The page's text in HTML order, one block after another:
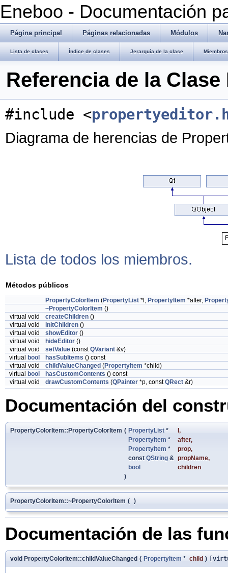
Eneboo - Documentación
Página principal Páginas relacionadas Módulos
Lista de clases Índice de clases Jerarquía de la clase
Referencia de la
#include <
Diagrama de herencias de
Lista de todos los miembros.
Métodos públicos
PropertyColorItem (PropertyList *l, PropertyItem *after,
~PropertyColorItem ()
virtual void
createChildren ()
virtual void
initChildren ()
virtual void
showEditor ()
virtual void
hideEditor ()
virtual void
setValue (constQVariant &v)
virtual bool hasSubItems () const
virtual void
childValueChanged (PropertyItem *child)
virtual bool hasCustomContents () const
virtual void
drawCustomContents (QPainter *p, constQRect &r)
Documentación del
PropertyColorItem::PropertyColorItem ( PropertyList * l,
PropertyItem * after,
PropertyItem * prop,
const QString & propName,
bool
children
)
PropertyColorItem::~PropertyColorItem ( )
Documentación de las
void PropertyColorItem::childValueChanged ( PropertyItem * child )